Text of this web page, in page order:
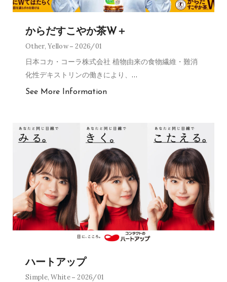
からだすこやか茶W＋
Other,Yellow 2026/01
日本コカ・コーラ株式会社 植物由来の食物繊維・難消
化性デキストリンの働きにより、 …
See More Information
ハートアップ
Simple,White 2026/01